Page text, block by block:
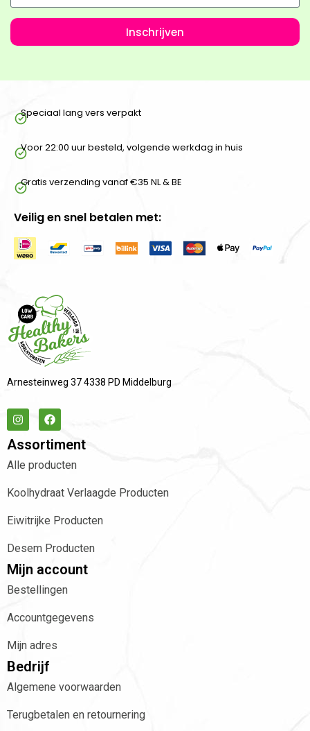
Inschrijven
Speciaal lang vers verpakt
Voor 22:00 uur besteld, volgende werkdag in huis
Gratis verzending vanaf €35 NL & BE
Veilig en snel betalen met:
Arnesteinweg 37 4338 PD Middelburg
Assortiment
Alle producten
Koolhydraat Verlaagde Producten
Eiwitrijke Producten
Desem Producten
Mijn account
Bestellingen
Accountgegevens
Mijn adres
Bedrijf
Algemene voorwaarden
Terugbetalen en retournering